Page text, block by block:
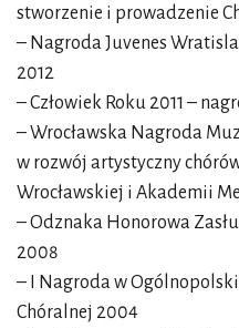
stworzenie i prowadzenie
– Nagroda Juvenes
2012
– Człowiek Roku 2011 –
– Wrocławska Nagroda
w rozwój artystyczny
Wrocławskiej i Akademii
– Odznaka Honorowa
2008
– I Nagroda w
Chóralnej 2004